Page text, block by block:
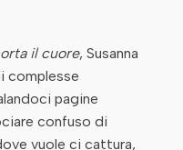
il cuore, Susanna
complesse
pagine
confuso di
vuole ci cattura,